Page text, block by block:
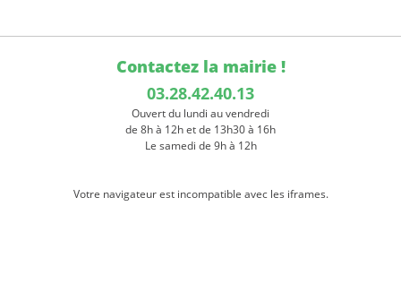
Contactez la mairie !
03.28.42.40.13
Ouvert du lundi au vendredi
de 8h à 12h et de 13h30 à 16h
Le samedi de 9h à 12h
Votre navigateur est incompatible avec les iframes.